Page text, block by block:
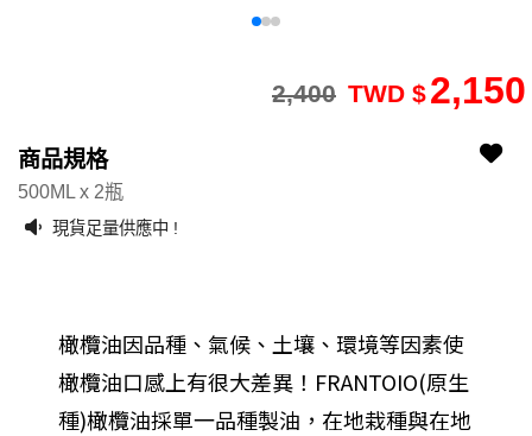
2,150
TWD $
2,400
商品規格
500ML x 2瓶
現貨足量供應中 !
橄欖油因品種、氣候、土壤、環境等因素使
橄欖油口感上有很大差異！FRANTOIO(原生
種)橄欖油採單一品種製油，在地栽種與在地